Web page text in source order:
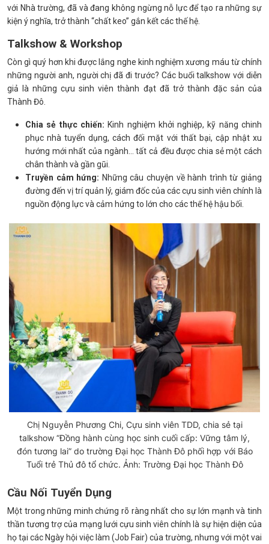
với Nhà trường, đã và đang không ngừng nỗ lực để tạo ra những sự
kiện ý nghĩa, trở thành “chất keo” gắn kết các thế hệ.
Talkshow & Workshop
Còn gì quý hơn khi được lắng nghe kinh nghiệm xương máu từ chính
những người anh, người chị đã đi trước? Các buổi talkshow với diễn
giả là những cựu sinh viên thành đạt đã trở thành đặc sản của
Thành Đô.
Chia sẻ thực chiến: Kinh nghiệm khởi nghiệp, kỹ năng chinh
phục nhà tuyển dụng, cách đối mặt với thất bại, cập nhật xu
hướng mới nhất của ngành… tất cả đều được chia sẻ một cách
chân thành và gần gũi.
Truyền cảm hứng: Những câu chuyện về hành trình từ giảng
đường đến vị trí quản lý, giám đốc của các cựu sinh viên chính là
nguồn động lực và cảm hứng to lớn cho các thế hệ hậu bối.
Chị Nguyễn Phương Chi, Cựu sinh viên TDD, chia sẻ tại
talkshow “Đồng hành cùng học sinh cuối cấp: Vững tâm lý,
đón tương lai” do trường Đại học Thành Đô phối hợp với Báo
Tuổi trẻ Thủ đô tổ chức. Ảnh: Trường Đại học Thành Đô
Cầu Nối Tuyển Dụng
Một trong những minh chứng rõ ràng nhất cho sự lớn mạnh và tinh
thần tương trợ của mạng lưới cựu sinh viên chính là sự hiện diện của
họ tại các Ngày hội việc làm (Job Fair) của trường, nhưng với một vai